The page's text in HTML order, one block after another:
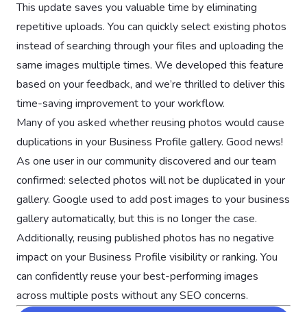
This update saves you valuable time by eliminating
repetitive uploads. You can quickly select existing photos
instead of searching through your files and uploading the
same images multiple times. We developed this feature
based on your feedback, and we’re thrilled to deliver this
time-saving improvement to your workflow.
Many of you asked whether reusing photos would cause
duplications in your Business Profile gallery. Good news!
As one user in our community discovered and our team
confirmed: selected photos will not be duplicated in your
gallery. Google used to add post images to your business
gallery automatically, but this is no longer the case.
Additionally, reusing published photos has no negative
impact on your Business Profile visibility or ranking. You
can confidently reuse your best-performing images
across multiple posts without any SEO concerns.